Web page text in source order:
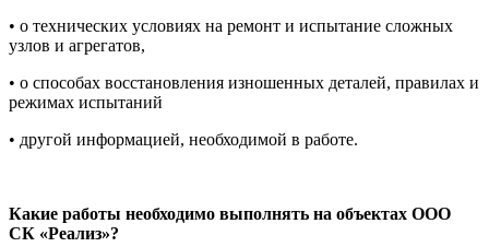
• о технических условиях на ремонт и испытание сложных
узлов и агрегатов,
• о способах восстановления изношенных деталей, правилах и
режимах испытаний
• другой информацией, необходимой в работе.
Какие работы необходимо выполнять на объектах ООО
СК «Реализ»?